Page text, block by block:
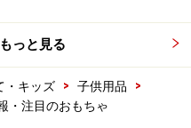
っと見る
・キッズ > 子供用品
>
・注目のおもちゃ